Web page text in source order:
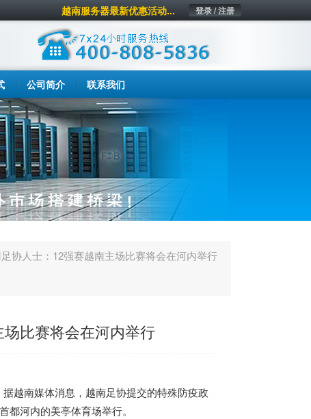
登录 / 注册
越南服务器最新优惠活动...
公司简介 联系我们
协人士：12强赛越南主场比赛将会在河内举行
比赛将会在河内举行
据越南媒体消息， 越南足协提交的特殊防疫政
首都河内的美亭体育场举行。